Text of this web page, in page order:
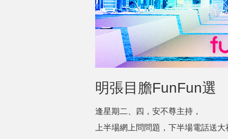
明張目膽FunFun選
逢星期二、四，安不尊主持，
上半場網上問問題，下半場電話送大